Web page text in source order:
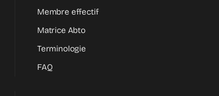
Membre effectif
Matrice Abto
Terminologie
FAQ